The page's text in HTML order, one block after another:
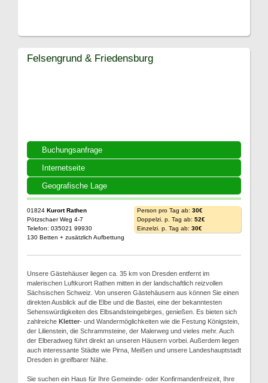
Buchungsanfrage
Internetseite
Geografische Lage
Felsengrund & Friedensburg
01824 Kurort Rathen
Pötzschaer Weg 4-7
Telefon: 035021 99930
130 Betten + zusätzlich Aufbettung
Person pro Tag ab: 30€
Doppelzi. p. Tag ab: 52€
Einzelzi. p. Tag ab: 30€
Unsere Gästehäuser liegen ca. 35 km von Dresden entfernt im
malerischen Luftkurort Rathen mitten in der landschaftlich reizvollen
Sächsischen Schweiz. Von unseren Gästehäusern aus können Sie einen
direkten Ausblick auf die Elbe und die Bastei, eine der bekanntesten
Sehenswürdigkeiten des Elbsandsteingebirges, genießen. Es bieten sich
zahlreiche Kletter- und Wandermöglichkeiten wie die Festung Königstein,
der Lilienstein, die Schrammsteine, der Malerweg und vieles mehr. Auch
der Elberadweg führt direkt an unseren Häusern vorbei. Außerdem liegen
auch interessante Städte wie Pirna, Meißen und unsere Landeshauptstadt
Dresden in greifbarer Nähe.
Sie suchen ein Haus für Ihre Gemeinde- oder Konfirmandenfreizeit, Ihre